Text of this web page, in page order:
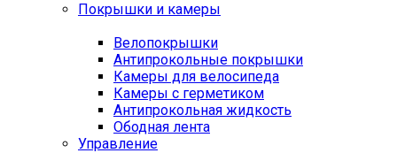
Покрышки и камеры
Велопокрышки
Антипрокольные покрышки
Камеры для велосипеда
Камеры с герметиком
Антипрокольная жидкость
Ободная лента
Управление